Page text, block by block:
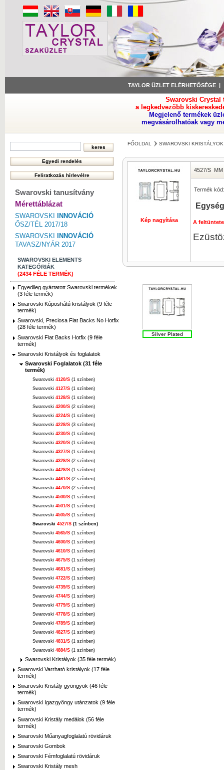
TAYLOR ÜZLET ELÉRHETŐSÉGE
Swarovski Crystal
a legkedvezőbb
Megjelenő termékek
megvásárolhatóak vagy
Swarovski tanusítvány
Mérettáblázat
SWAROVSKI
INNOVÁCIÓ
ŐSZ/TÉL 2017/18
SWAROVSKI
INNOVÁCIÓ
TAVASZ/NYÁR 2017
SWAROVSKI ELEMENTS
KATEGÓRIÁK
(2434 FÉLE TERMÉK)
Egyedileg gyártatott Swarovski termékek
(3 féle termék)
Swarovski Kúposhátú kristályok (9 féle
termék)
Swarovski, Preciosa Flat Backs No Hotfix
(28 féle termék)
Swarovski Flat Backs Hotfix (9 féle
termék)
Swarovski Kristályok és foglalatok
Swarovski Foglalatok (31 féle
termék)
Swarovski 4120/S (1 színben)
Swarovski 4127/S (1 színben)
Swarovski 4128/S (1 színben)
Swarovski 4200/S (2 színben)
Swarovski 4224/S (1 színben)
Swarovski 4228/S (3 színben)
Swarovski 4230/S (1 színben)
Swarovski 4320/S (1 színben)
Swarovski 4327/S (1 színben)
Swarovski 4328/S (2 színben)
Swarovski 4428/S (1 színben)
Swarovski 4461/S (2 színben)
Swarovski 4470/S (2 színben)
Swarovski 4500/S (1 színben)
Swarovski 4501/S (1 színben)
Swarovski 4505/S (1 színben)
Swarovski 4527/S (1 színben)
Swarovski 4565/S (1 színben)
Swarovski 4600/S (1 színben)
Swarovski 4610/S (1 színben)
Swarovski 4675/S (1 színben)
Swarovski 4681/S (1 színben)
Swarovski 4722/S (1 színben)
Swarovski 4739/S (1 színben)
Swarovski 4744/S (1 színben)
Swarovski 4779/S (1 színben)
Swarovski 4778/S (1 színben)
Swarovski 4789/S (1 színben)
Swarovski 4827/S (1 színben)
Swarovski 4831/S (1 színben)
Swarovski 4884/S (1 színben)
Swarovski Kristályok (35 féle termék)
Swarovski Varrható kristályok (17 féle
termék)
Swarovski Kristály gyöngyök (46 féle
termék)
Swarovski Igazgyöngy utánzatok (9 féle
termék)
Swarovski Kristály medálok (56 féle
termék)
Swarovski Műanyagfoglalatú rövidáruk
Swarovski Gombok
Swarovski Fémfoglalatú rövidáruk
Swarovski Kristály mesh
FŐOLDAL SWAROVSKI
Kép nagyítása
4527/S MM
Termék kód:
A
Silver Plated